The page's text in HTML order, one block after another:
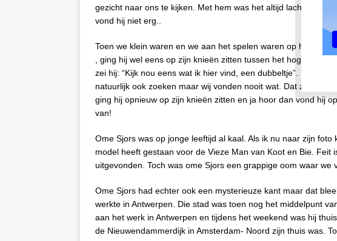
gezicht naar ons te kijken. Met hem was het altijd lachen. Al
vond hij niet erg..
Toen we klein waren en we aan het spelen waren op het
, ging hij wel eens op zijn knieën zitten tussen het hoge gras
zei hij: “Kijk nou eens wat ik hier vind, een dubbeltje”. Dan liet
natuurlijk ook zoeken maar wij vonden nooit wat. Dat zei hij:
ging hij opnieuw op zijn knieën zitten en ja hoor dan vond hij
van!
Ome Sjors was op jonge leeftijd al kaal. Als ik nu naar zijn
model heeft gestaan voor de Vieze Man van Koot en Bie. Feit
uitgevonden. Toch was ome Sjors een grappige oom waar we
Ome Sjors had echter ook een mysterieuze kant maar dat
werkte in Antwerpen. Die stad was toen nog het middelpunt
aan het werk in Antwerpen en tijdens het weekend was hij
de Nieuwendammerdijk in Amsterdam- Noord zijn thuis was.